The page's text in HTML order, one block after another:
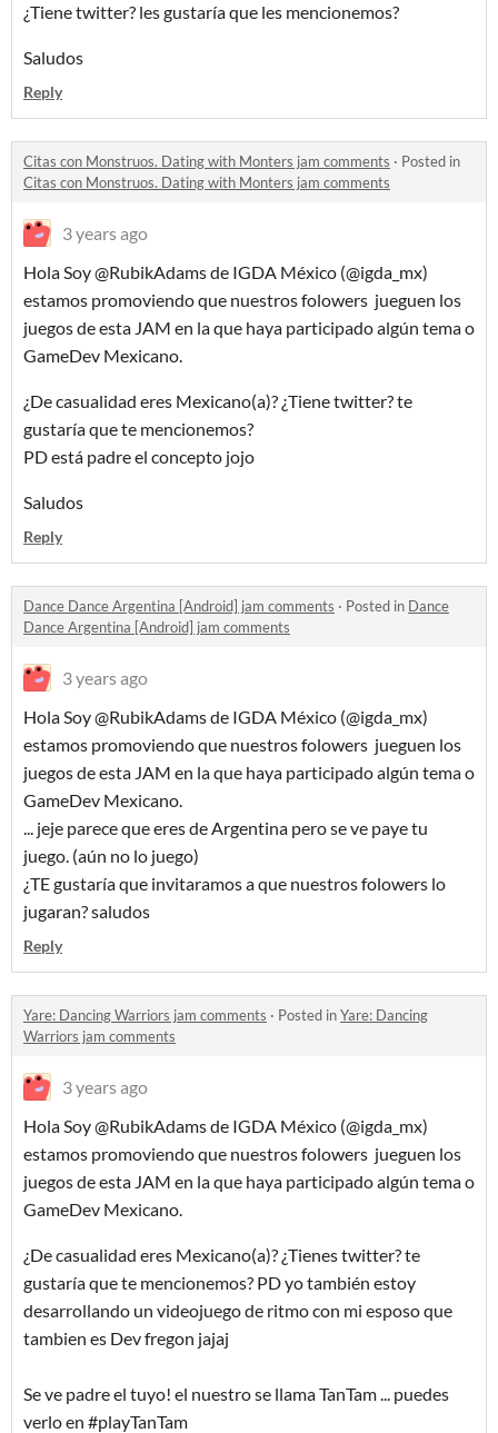
¿Tiene twitter? les gustaría que les mencionemos?
Saludos
Reply
Citas con Monstruos. Dating with Monters jam comments · Posted in
Citas con Monstruos. Dating with Monters jam comments
3 years ago
Hola Soy @RubikAdams de IGDA México (@igda_mx)
estamos promoviendo que nuestros folowers jueguen los
juegos de esta JAM en la que haya participado algún tema o
GameDev Mexicano.
¿De casualidad eres Mexicano(a)? ¿Tiene twitter? te
gustaría que te mencionemos?
PD está padre el concepto jojo
Saludos
Reply
Dance Dance Argentina [Android] jam comments · Posted in Dance
Dance Argentina [Android] jam comments
3 years ago
Hola Soy @RubikAdams de IGDA México (@igda_mx)
estamos promoviendo que nuestros folowers jueguen los
juegos de esta JAM en la que haya participado algún tema o
GameDev Mexicano.
... jeje parece que eres de Argentina pero se ve paye tu
juego. (aún no lo juego)
¿TE gustaría que invitaramos a que nuestros folowers lo
jugaran? saludos
Reply
Yare: Dancing Warriors jam comments · Posted inYare: Dancing
Warriors jam comments
3 years ago
Hola Soy @RubikAdams de IGDA México (@igda_mx)
estamos promoviendo que nuestros folowers jueguen los
juegos de esta JAM en la que haya participado algún tema o
GameDev Mexicano.
¿De casualidad eres Mexicano(a)? ¿Tienes twitter? te
gustaría que te mencionemos? PD yo también estoy
desarrollando un videojuego de ritmo con mi esposo que
tambien es Dev fregon jajaj
Se ve padre el tuyo! el nuestro se llama TanTam ... puedes
verlo en #playTanTam